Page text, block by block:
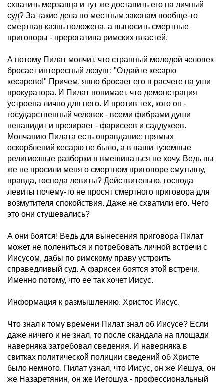
схватить мерзавца и тут же доставить его на личный
суд? За такие дела по местным законам вообще-то
смертная казнь положена, а выносить смертные
приговоры - прерогатива римских властей.
А потому Пилат молчит, что странный молодой человек
бросает интересный лозунг: "Отдайте кесарю
кесарево!" Причем, явно бросает его в расчете на уши
прокуратора. И Пилат понимает, что демонстрация
устроена лично для него. И против тех, кого он -
государственный человек - всеми фибрами души
ненавидит и презирает - фарисеев и саддукеев.
Молчанию Пилата есть оправдание: прямых
оскорблений кесарю не было, а в ваши туземные
религиозные разборки я вмешиваться не хочу. Ведь вы
же не просили меня о смертном приговоре смутьяну,
правда, господа левиты? Действительно, господа
левиты почему-то не просят смертного приговора для
возмутителя спокойствия. Даже не схватили его. Чего
это они стушевались?
А они боятся! Ведь для вынесения приговора Пилат
может не полениться и потребовать личной встречи с
Иисусом, дабы по римскому праву устроить
справедливый суд. А фарисеи боятся этой встречи.
Именно потому, что ее так хочет Иисус.
Информация к размышлению. Христос Иисус.
Что знал к тому времени Пилат знал об Иисусе? Если
даже ничего и не знал, то после скандала на площади
наверняка затребовал сведения. И наверняка в
свитках политической полиции сведений об Христе
было немного. Пилат узнал, что Иисус, он же Иешуа, он
же Назаретянин, он же Иегошуа - профессиональный